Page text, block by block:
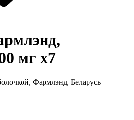
мг x7
Фармлэнд, Беларусь